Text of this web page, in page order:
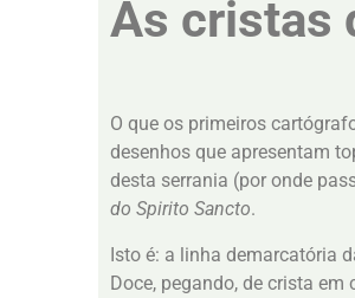
As cristas
O que os primeiros
desenhos que apresentam
desta serrania (por onde
do Spirito Sancto.
Isto é: a linha demarcatória
Doce, pegando, de crista